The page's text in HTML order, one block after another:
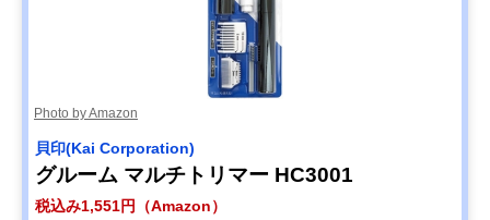
Photo by Amazon
貝印(Kai Corporation)
グルーム マルチトリマー HC3001
税込み1,551円（Amazon）